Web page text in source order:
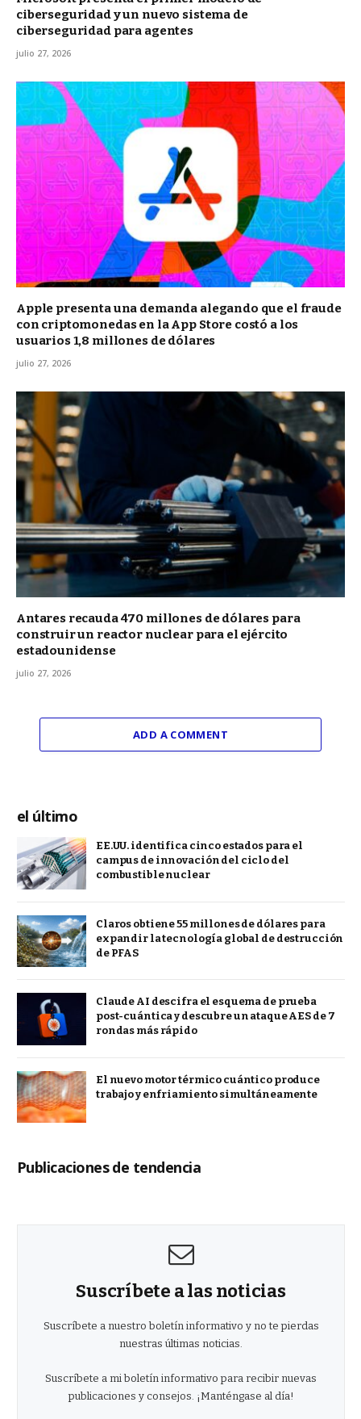
ciberseguridad y un nuevo sistema de
ciberseguridad para agentes
julio 27, 2026
Apple presenta una demanda alegando que el fraude
con criptomonedas en la App Store costó a los
usuarios 1,8 millones de dólares
julio 27, 2026
Antares recauda 470 millones de dólares para
construir un reactor nuclear para el ejército
estadounidense
julio 27, 2026
ADD A COMMENT
el último
EE.UU. identifica cinco estados para el
campus de innovación del ciclo del
combustible nuclear
Claros obtiene 55 millones de dólares para
expandir la tecnología global de destrucción
de PFAS
Claude AI descifra el esquema de prueba
post-cuántica y descubre un ataque AES de 7
rondas más rápido
El nuevo motor térmico cuántico produce
trabajo y enfriamiento simultáneamente
Publicaciones de tendencia
Suscríbete a las noticias
Suscríbete a nuestro boletín informativo y no te pierdas
nuestras últimas noticias.
Suscríbete a mi boletín informativo para recibir nuevas
publicaciones y consejos. ¡Manténgase al día!